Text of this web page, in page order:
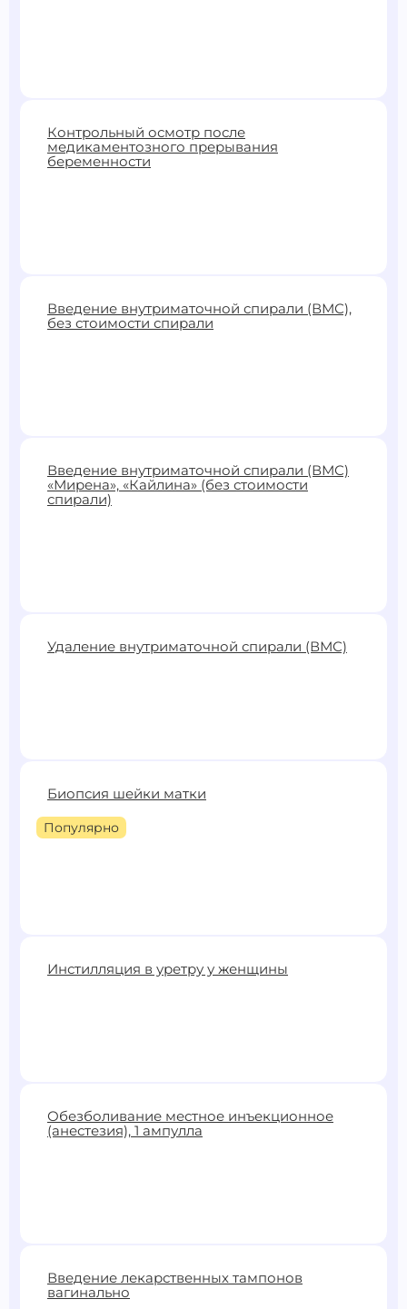
12000 ₽
Записаться
Контрольный осмотр после
медикаментозного прерывания
беременности
0 ₽
Записаться
Введение внутриматочной спирали (ВМС),
без стоимости спирали
3000 ₽
Записаться
Введение внутриматочной спирали (ВМС)
«Мирена», «Кайлина» (без стоимости
спирали)
3500 ₽
Удаление внутриматочной спирали (ВМС)
2800 ₽
Записаться
Биопсия шейки матки
Популярно
3000 ₽
Инстилляция в уретру у женщины
1000 ₽
Записаться
Обезболивание местное инъекционное
(анестезия), 1 ампулла
1300 ₽
Записаться
Введение лекарственных тампонов
вагинально